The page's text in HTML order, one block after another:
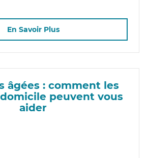
En Savoir Plus
âgées : comment les
peuvent vous
aider